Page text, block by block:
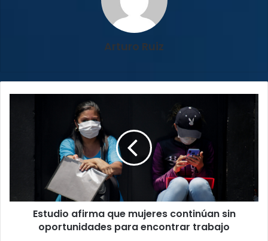
Arturo Ruiz
oportunidades
encontrar
trabajoEstudio afirma que mujeres continúan sin
oportunidades para encontrar trabajo